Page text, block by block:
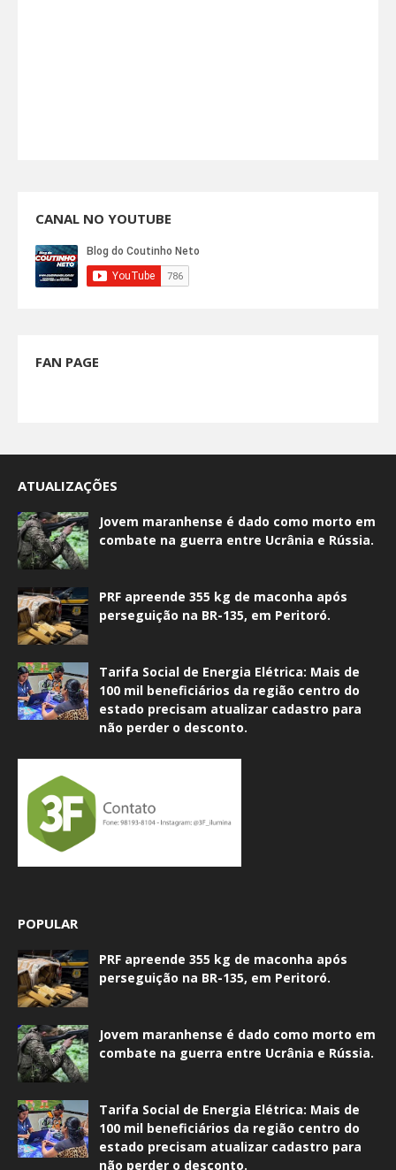
CANAL NO YOUTUBE
FAN PAGE
ATUALIZAÇÕES
Jovem maranhense é dado como morto em
combate na guerra entre Ucrânia e Rússia.
PRF apreende 355 kg de maconha após
perseguição na BR-135, em Peritoró.
Tarifa Social de Energia Elétrica: Mais de
100 mil beneficiários da região centro do
estado precisam atualizar cadastro para
não perder o desconto.
POPULAR
PRF apreende 355 kg de maconha após
perseguição na BR-135, em Peritoró.
Jovem maranhense é dado como morto em
combate na guerra entre Ucrânia e Rússia.
Tarifa Social de Energia Elétrica: Mais de
100 mil beneficiários da região centro do
estado precisam atualizar cadastro para
não perder o desconto.